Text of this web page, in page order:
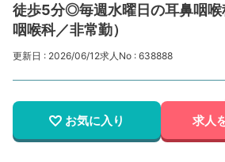
徒歩5分◎毎週水曜日の耳鼻咽喉
咽喉科／非常勤）
更新日 : 2026/06/12求人No : 638888
お気に入り 求人